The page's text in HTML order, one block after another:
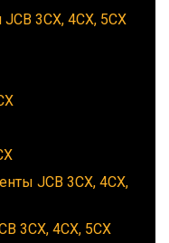
3CX, 4CX, 5CX
JCB 3CX, 4CX,
3CX, 4CX, 5CX